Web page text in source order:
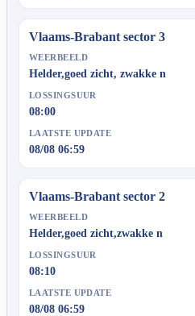
Vlaams-Brabant sector 3
WEERBEELD
Helder,goed zicht, zwakke n
LOSSINGSUUR
08:00
LAATSTE UPDATE
08/08 06:59
Vlaams-Brabant sector 2
WEERBEELD
Helder,goed zicht,zwakke n
LOSSINGSUUR
08:10
LAATSTE UPDATE
08/08 06:59